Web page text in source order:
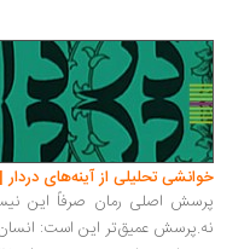
تحلیلی از آینه‌های دردار |
اصلی رمان صرفاً این نیست که
عمیق‌تر این است: انسان پس